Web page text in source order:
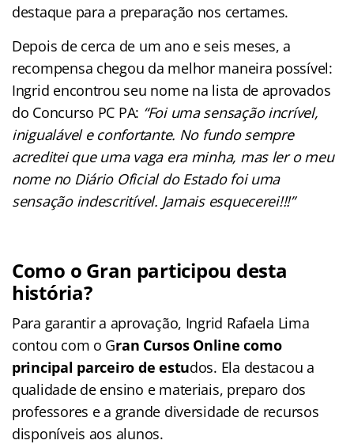
destaque para a preparação nos certames.
Depois de cerca de um ano e seis meses, a
recompensa chegou da melhor maneira possível:
Ingrid encontrou seu nome na lista de aprovados
do Concurso PC PA: “Foi uma sensação incrível,
inigualável e confortante. No fundo sempre
acreditei que uma vaga era minha, mas ler o meu
nome no Diário Oficial do Estado foi uma
sensação indescritível. Jamais esquecerei!!!”
Como o Gran participou desta
história?
Para garantir a aprovação, Ingrid Rafaela Lima
contou com o Gran Cursos Online como
principal parceiro de estudos. Ela destacou a
qualidade de ensino e materiais, preparo dos
professores e a grande diversidade de recursos
disponíveis aos alunos.